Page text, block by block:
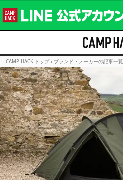
CAMP HACK トップ › ブランド・メーカーの記事一覧